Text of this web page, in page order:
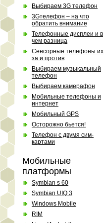
Выбираем 3G телефон
3Gтелефон – на что
обратить внимание
Телефонные дисплеи и в
чем разница
Сенсорные телефоны их
за и против
Выбираем музыкальный
телефон
Выбираем камерафон
Мобильные телефоны и
интернет
Мобильный GPS
Осторожно бьется!
Телефон с двумя сим-
картами
Мобильные
платформы
Symbian s 60
Symbian UIQ 3
Windows Mobile
RIM